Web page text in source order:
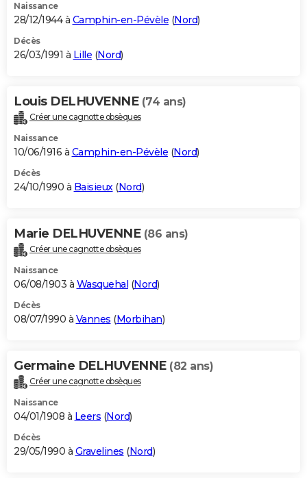
Naissance
28/12/1944 à Camphin-en-Pévèle (Nord)
Décès
26/03/1991 à Lille (Nord)
Louis DELHUVENNE (74 ans)
Créer une cagnotte obsèques
Naissance
10/06/1916 à Camphin-en-Pévèle (Nord)
Décès
24/10/1990 à Baisieux(Nord)
Marie DELHUVENNE (86 ans)
Créer une cagnotte obsèques
Naissance
06/08/1903 à Wasquehal (Nord)
Décès
08/07/1990 à Vannes (Morbihan)
Germaine DELHUVENNE (82 ans)
Créer une cagnotte obsèques
Naissance
04/01/1908 à Leers (Nord)
Décès
29/05/1990 à Gravelines (Nord)